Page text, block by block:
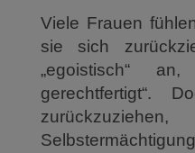
Viele Frauen
sie sich
„egoistisch“
gerechtfertigt“.